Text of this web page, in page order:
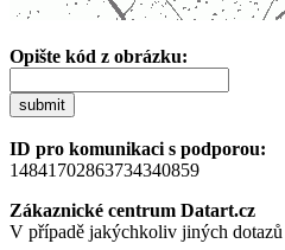
Opište kód z obrázku:
submit
ID pro komunikaci s podporou:
14841702863734340859
Zákaznické centrum Datart.cz
V případě jakýchkoliv jiných dotazů